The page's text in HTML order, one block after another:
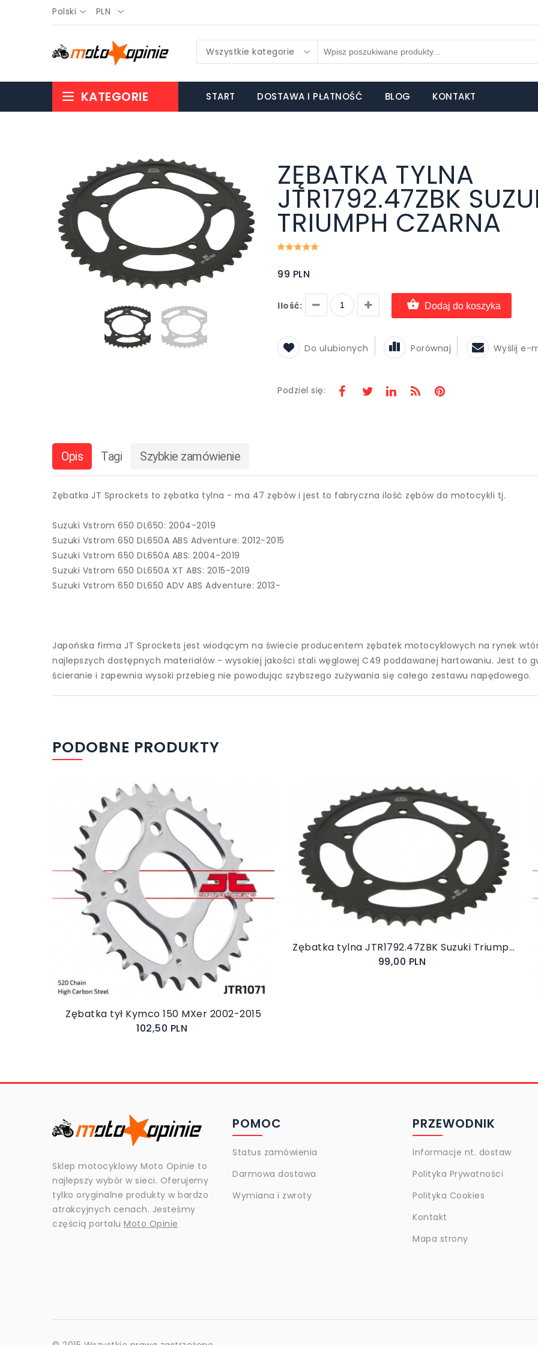
Polski PLN
Wszystkie kategorie
KATEGORIE START DOSTAWA I PŁATNOŚĆ BLOG KONTAKT
ZĘBATKA TYLNA
JTR1792.47ZBK
TRIUMPH CZARNA
99 PLN
Ilość: Dodaj do koszyka
Do ulubionych Porównaj Wyślij e-
Podziel się:
Opis Tagi Szybkie zamówienie
Zębatka JT Sprockets to zębatka tylna - ma 47 zębów i jest to fabryczna ilość zębów do motocykli tj.
Suzuki Vstrom 650 DL650: 2004-2019
Suzuki Vstrom 650 DL650A ABS Adventure: 2012-2015
Suzuki Vstrom 650 DL650A ABS: 2004-2019
Suzuki Vstrom 650 DL650A XT ABS: 2015-2019
Suzuki Vstrom 650 DL650 ADV ABS Adventure: 2013-
Japońska firma JT Sprockets jest wiodącym na świecie producentem zębatek motocyklowych na rynek
najlepszych dostępnych materiałów - wysokiej jakości stali węglowej C49 poddawanej hartowaniu. Jest to
ścieranie i zapewnia wysoki przebieg nie powodując szybszego zużywania się całego zestawu napędowego.
PODOBNE PRODUKTY
Do koszyka
Zębatka tył Kymco 150 MXer 2002-2015
102,50 PLN
Zębatka tylna JTR1792.47ZBK Suzuki Triumph czarna
99,00 PLN
Sklep motocyklowy Moto Opinie to
najlepszy wybór w sieci. Oferujemy
tylko oryginalne produkty w bardzo
atrakcyjnych cenach. Jesteśmy
częścią portalu Moto Opinie
POMOC
Status zamówienia
Darmowa dostawa
Wymiana i zwroty
PRZEWODNIK
Informacje nt. dostaw
Polityka Prywatności
Polityka Cookies
Kontakt
Mapa strony